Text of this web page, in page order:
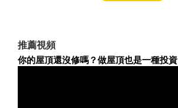
推薦視頻
你的屋頂還沒修嗎？做屋頂也是一種投資